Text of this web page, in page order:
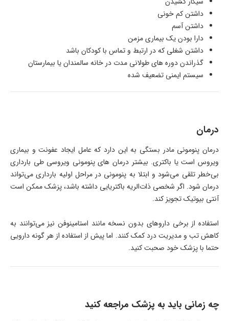
داشتن کم خونی
داشتن آسم
دارا بودن یک بیماری مزمن
داشتن شغلی که در ارتبط و تماس با کودکان باشد
گذراندن دوره های طولانی مدت در خانه سالمندان یا بیمارستان
سیستم ایمنی تضعیف شده
درمان
درمان پنومونی مادر بستگی به این دارد که عامل ایجاد عفونت و بیماری
ویروس است یا باکتری. بیشتر درمان های پنومونی ویروسی طی بارداری
بی‌خطر تلقی می‌شود و ابتلا به پنومونی در مراحل اولیه بارداری می‌تواند
درمان شود. اگر شخصی ذات‌الریه باکتریایی داشته باشد، پزشک ممکن است
آنتی بیوتیک تجویز کند.
استفاده از برخی داروهای بدون نسخه مانند استامینوفن نیز می‌توانند به
کاهش تب و مدیریت درد کمک کنند. اما پیش از استفاده از هر گونه دارویی
حتما با پزشک خود صحبت کنید.
چه زمانی باید به پزشک مراجعه کنید